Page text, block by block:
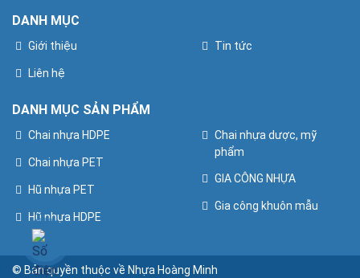
DANH MỤC
Giới thiệu
Liên hệ
Tin tức
DANH MỤC SẢN PHẨM
Chai nhựa HDPE
Chai nhựa PET
Hũ nhựa PET
Hũ nhựa HDPE
Chai nhựa dược, mỹ
phẩm
GIA CÔNG NHỰA
Gia công khuôn mẫu
© Bản quyền thuộc về Nhựa Hoàng Minh